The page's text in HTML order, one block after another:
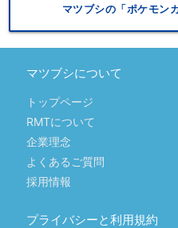
マツブシの「ポケモン
マツブシについて
トップページ
RMTについて
企業理念
よくあるご質問
採用情報
プライバシーと利用規約